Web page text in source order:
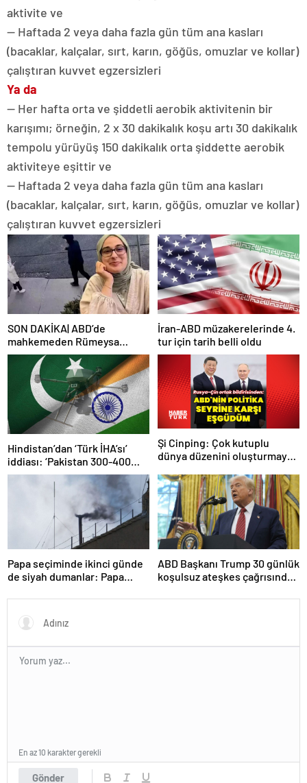
aktivite ve
— Haftada 2 veya daha fazla gün tüm ana kasları
(bacaklar, kalçalar, sırt, karın, göğüs, omuzlar ve kollar)
çalıştıran kuvvet egzersizleri
Ya da
— Her hafta orta ve şiddetli aerobik aktivitenin bir
karışımı; örneğin, 2 x 30 dakikalık koşu artı 30 dakikalık
tempolu yürüyüş 150 dakikalık orta şiddette aerobik
aktiviteye eşittir ve
— Haftada 2 veya daha fazla gün tüm ana kasları
(bacaklar, kalçalar, sırt, karın, göğüs, omuzlar ve kollar)
çalıştıran kuvvet egzersizleri
SON DAKİKA| ABD’de
mahkemeden Rümeysa
Öztürk kararı: Serbest
bırakıldı!
İran-ABD müzakerelerinde 4.
tur için tarih belli oldu
Hindistan’dan ‘Türk İHA’sı’
iddiası: ‘Pakistan 300-400
tanesi ile 36 noktaya sızdı’
Şi Cinping: Çok kutuplu
dünya düzenini oluşturmaya
Papa seçiminde ikinci günde
de siyah dumanlar: Papa
ABD Başkanı Trump 30 günlük
koşulsuz ateşkes çağrısında
Gönder
En az 10 karakter gerekli